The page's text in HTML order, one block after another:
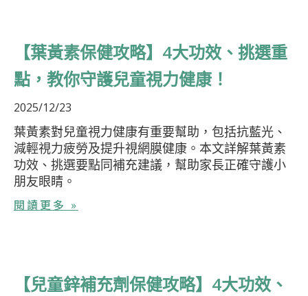
【葉黃素保健攻略】4大功效、挑選重
點，教你守護兒童視力健康！
2025/12/23
葉黃素對兒童視力健康有重要幫助，包括抗藍光、
減輕視力疲勞及提升視網膜健康。本文詳解葉黃素
功效、挑選要點同補充建議，幫助家長正確守護小
朋友眼睛。
閱讀更多 »
【兒童鋅補充劑保健攻略】4大功效、